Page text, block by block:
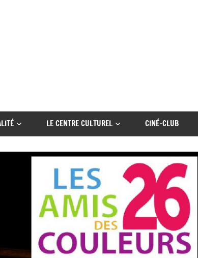
LE CENTRE CULTUREL CINÉ-CLUB